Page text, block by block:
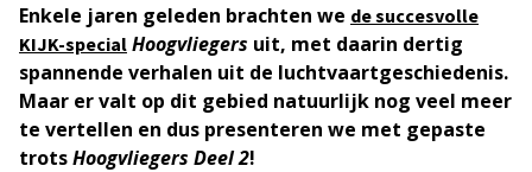
Enkele jaren geleden brachten we de succesvolle
KIJK-special Hoogvliegers uit, met daarin dertig
spannende verhalen uit de luchtvaartgeschiedenis.
Maar er valt op dit gebied natuurlijk nog veel meer
te vertellen en dus presenteren we met gepaste
trotsHoogvliegers Deel 2!